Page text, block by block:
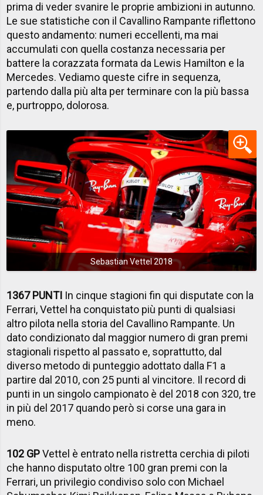
prima di veder svanire le proprie ambizioni in autunno.
Le sue statistiche con il Cavallino Rampante riflettono
questo andamento: numeri eccellenti, ma mai
accumulati con quella costanza necessaria per
battere la corazzata formata da Lewis Hamilton e la
Mercedes. Vediamo queste cifre in sequenza,
partendo dalla più alta per terminare con la più bassa
e, purtroppo, dolorosa.
Sebastian Vettel 2018
1367 PUNTI In cinque stagioni fin qui disputate con la
Ferrari, Vettel ha conquistato più punti di qualsiasi
altro pilota nella storia del Cavallino Rampante. Un
dato condizionato dal maggior numero di gran premi
stagionali rispetto al passato e, soprattutto, dal
diverso metodo di punteggio adottato dalla F1 a
partire dal 2010, con 25 punti al vincitore. Il record di
punti in un singolo campionato è del 2018 con 320, tre
in più del 2017 quando però si corse una gara in
meno.
102 GPVettel è entrato nella ristretta cerchia di piloti
che hanno disputato oltre 100 gran premi con la
Ferrari, un privilegio condiviso solo con Michael